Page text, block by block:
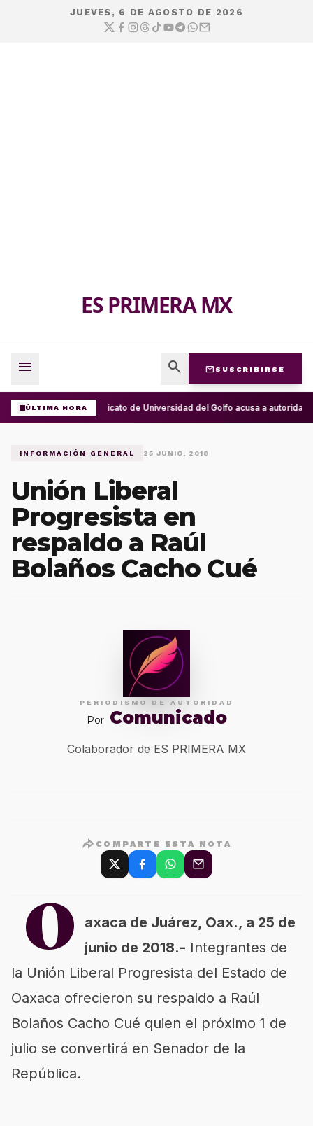
JUEVES, 6 DE AGOSTO DE 2026
ES PRIMERA MX
menu search mail SUSCRIBIRSE
ÚLTIMA HORA Sindicato de Universidad del Golfo acusa a
INFORMACIÓN GENERAL 25 JUNIO, 2018
Unión Liberal
Progresista en
respaldo a Raúl
Bolaños Cacho Cué
PERIODISMO DE AUTORIDAD
Por Comunicado
Colaborador de ES PRIMERA MX
COMPARTE ESTA NOTA
O
axaca de Juárez, Oax., a 25 de
junio de 2018.- Integrantes de
la Unión Liberal Progresista del Estado de
Oaxaca ofrecieron su respaldo a Raúl
Bolaños Cacho Cué quien el próximo 1 de
julio se convertirá en Senador de la
República.